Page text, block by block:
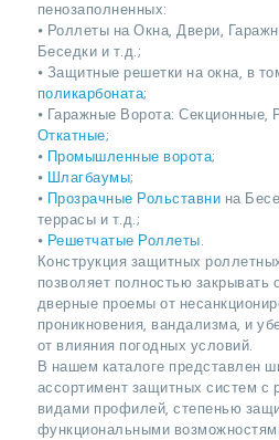
пенозаполненных:
⦁ Роллеты на Окна, Двери,
Беседки и т.д.;
⦁ Защитные решетки на окна, в
поликарбоната;
⦁ Гаражные Ворота: Секционные,
Откатные;
⦁
Промышленные ворота;
⦁ Шлагбаумы;
⦁
Прозрачные Рольставни на
террасы и т.д.;
⦁ Решетчатые Роллеты.
Конструкция защитных
позволяет полностью закрывать
дверные проемы от
проникновения, вандализма, и
от влияния погодных условий.
В нашем каталоге представлен
ассортимент защитных систем с
видами профилей, степенью
функциональными